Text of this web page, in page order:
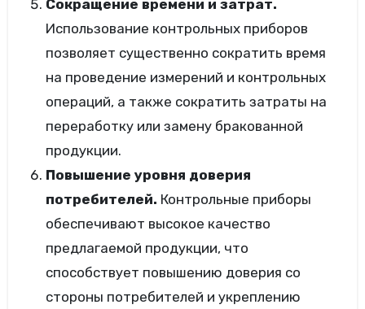
Сокращение времени и затрат.
Использование контрольных приборов
позволяет существенно сократить время
на проведение измерений и контрольных
операций, а также сократить затраты на
переработку или замену бракованной
продукции.
Повышение уровня доверия
потребителей. Контрольные приборы
обеспечивают высокое качество
предлагаемой продукции, что
способствует повышению доверия со
стороны потребителей и укреплению